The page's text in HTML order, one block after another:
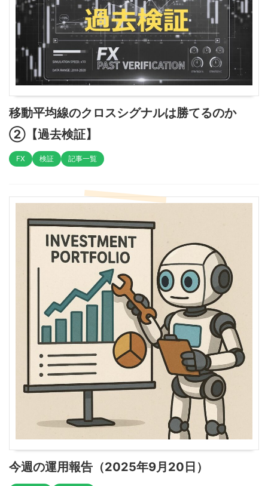
移動平均線のクロスシグナルは勝てるのか
②【過去検証】
FX 検証 記事一覧
今週の運用報告（2025年9月20日）